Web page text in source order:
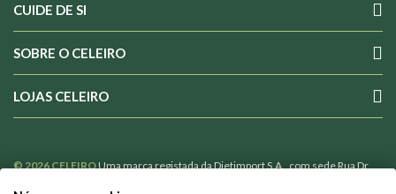
CUIDE DE SI
SOBRE O CELEIRO
LOJAS CELEIRO
© 2026 CELEIROUma marca registada da Dietimport S.A., com sede Rua Dr.